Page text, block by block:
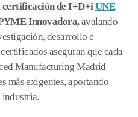
certificación de I+D+iUNE
Innovadora,avalando
desarrollo e
aseguran que cada
Manufacturing Madrid
más exigentes, aportando